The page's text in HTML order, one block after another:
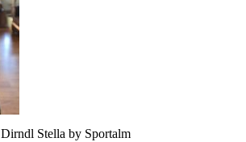
Dirndl Stella by Sportalm